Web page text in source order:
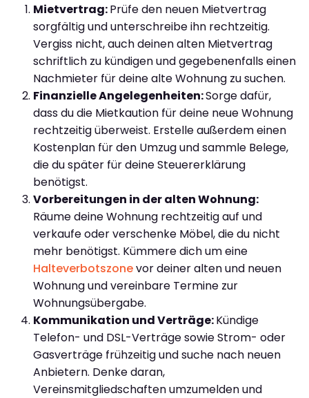
Mietvertrag:Prüfe den neuen Mietvertrag
sorgfältig und unterschreibe ihn rechtzeitig.
Vergiss nicht, auch deinen alten Mietvertrag
schriftlich zu kündigen und gegebenenfalls einen
Nachmieter für deine alte Wohnung zu suchen.
Finanzielle Angelegenheiten:Sorge dafür,
dass du die Mietkaution für deine neue Wohnung
rechtzeitig überweist. Erstelle außerdem einen
Kostenplan für den Umzug und sammle Belege,
die du später für deine Steuererklärung
benötigst.
Vorbereitungen in der alten Wohnung:
Räume deine Wohnung rechtzeitig auf und
verkaufe oder verschenke Möbel, die du nicht
mehr benötigst. Kümmere dich um eine
Halteverbotszonevor deiner alten und neuen
Wohnung und vereinbare Termine zur
Wohnungsübergabe.
Kommunikation und Verträge:Kündige
Telefon- und DSL-Verträge sowie Strom- oder
Gasverträge frühzeitig und suche nach neuen
Anbietern. Denke daran,
Vereinsmitgliedschaften umzumelden und